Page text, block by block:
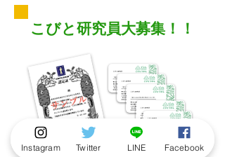
こびと研究員大募集！！
Instagram Twitter LINE Facebook